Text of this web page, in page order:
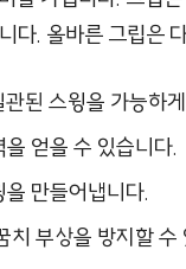
다. 올바른 그립은
된 스윙을 가능하
얻을 수 있습니다.
만들어냅니다.
부상을 방지할 수